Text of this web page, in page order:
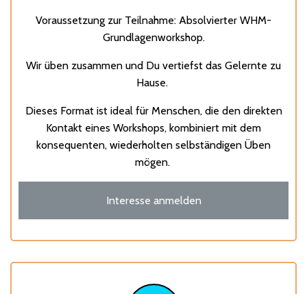
Voraussetzung zur Teilnahme: Absolvierter WHM-
Grundlagenworkshop.
Wir üben zusammen und Du vertiefst das Gelernte zu
Hause.
Dieses Format ist ideal für Menschen, die den direkten
Kontakt eines Workshops, kombiniert mit dem
konsequenten, wiederholten selbständigen Üben
mögen.
Interesse anmelden